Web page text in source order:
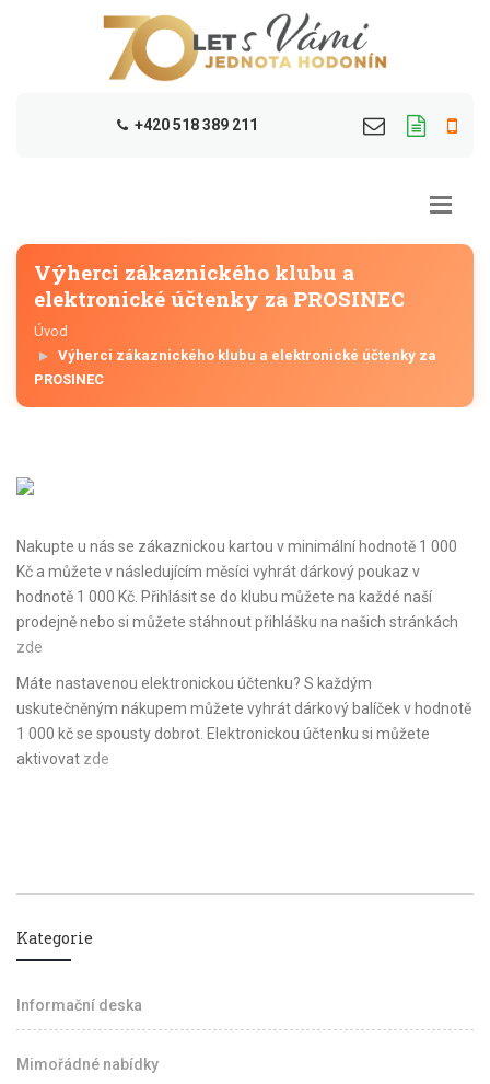
+420 518 389 211
Výherci zákaznického klubu a
elektronické účtenky za PROSINEC
Úvod
Výherci zákaznického klubu a elektronické účtenky za
PROSINEC
Nakupte u nás se zákaznickou kartou v minimální hodnotě 1 000
Kč a můžete v následujícím měsíci vyhrát dárkový poukaz v
hodnotě 1 000 Kč. Přihlásit se do klubu můžete na každé naší
prodejně nebo si můžete stáhnout přihlášku na našich stránkách
zde
Máte nastavenou elektronickou účtenku? S každým
uskutečněným nákupem můžete vyhrát dárkový balíček v hodnotě
1 000 kč se spousty dobrot. Elektronickou účtenku si můžete
aktivovat zde
Kategorie
Informační deska
Mimořádné nabídky